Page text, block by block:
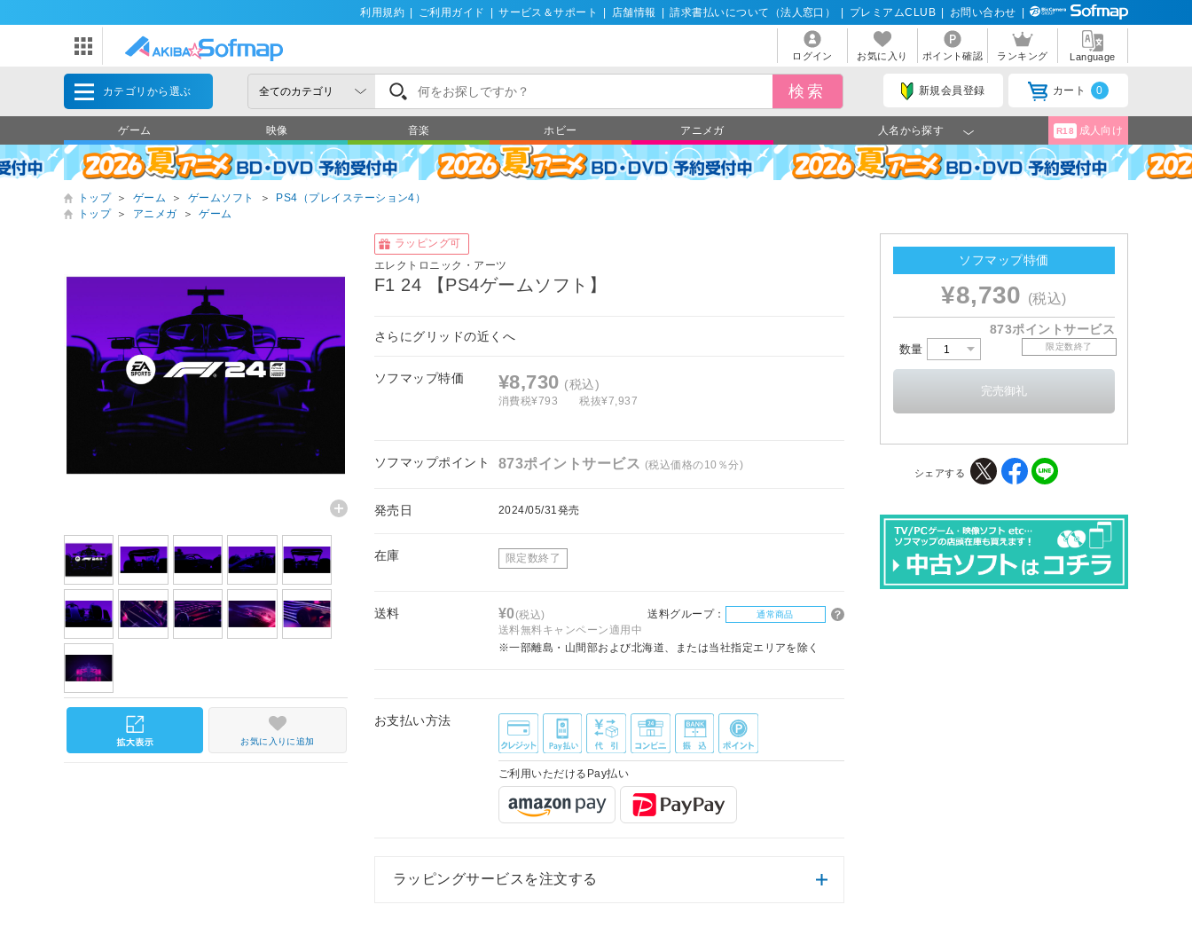
利用規約 ご利用ガイド サービス＆サポート 店舗情報 請求書払いについて（法人窓口） プレミアムCLUB お問い合わせ
ログイン お気に入り ポイント確認 ランキング Language
カテゴリから選ぶ 新規会員登録 カート 0
ゲーム 映像 音楽 ホビー アニメガ 人名から探す R18 成人向け
トップ ＞ ゲーム ＞ ゲームソフト ＞
PS4（プレイステーション4）
トップ
＞ アニメガ ＞ ゲーム
ラッピング可
エレクトロニック・アーツ
F1 24 【PS4ゲームソフト】
さらにグリッドの近くへ
ソフマップ特価 ¥8,730 (税込)
消費税¥793 税抜¥7,937
ソフマップポイント 873ポイントサービス (税込価格の10％分)
発売日 2024/05/31発売
在庫 限定数終了
送料 ¥0(税込) 送料グループ： 通常商品
送料無料キャンペーン適用中
※一部離島・山間部および北海道、または当社指定エリアを除く
お支払い方法
ご利用いただけるPay払い
ラッピングサービスを注文する
お気に入りに追加
ソフマップ特価
¥8,730 (税込)
873ポイントサービス
数量 限定数終了
シェアする